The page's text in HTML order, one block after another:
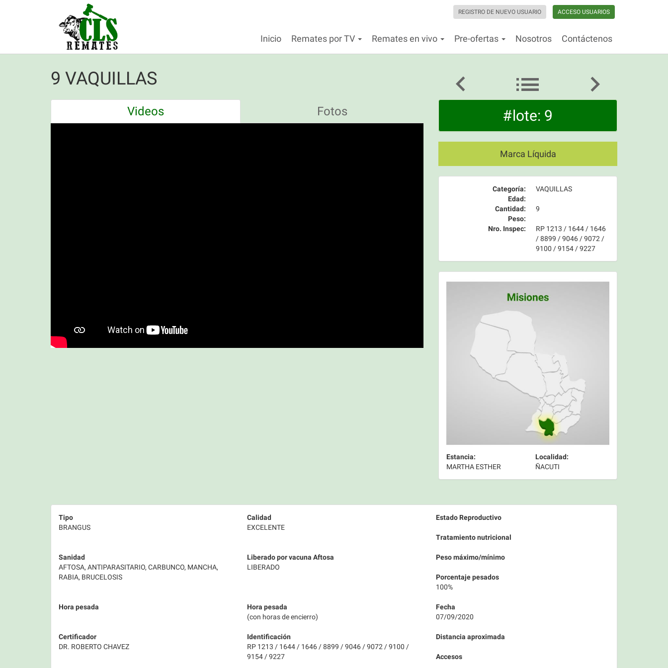
REGISTRO DE NUEVO USUARIO ACCESO USUARIOS
Inicio Remates por TV Remates en vivo Pre-ofertas Nosotros Contáctenos
9 VAQUILLAS
Videos Fotos #lote: 9
Marca Líquida
Categoría:
VAQUILLAS
Edad:
Cantidad:
9
Peso:
Nro. Inspec:
RP 1213 / 1644 / 1646
/ 8899 / 9046 / 9072 /
9100 / 9154 / 9227
Estancia:
MARTHA ESTHER
Localidad:
ÑACUTI
Tipo
BRANGUS
Calidad
EXCELENTE
Estado Reproductivo
Tratamiento nutricional
Sanidad
AFTOSA, ANTIPARASITARIO, CARBUNCO, MANCHA,
RABIA, BRUCELOSIS
Liberado por vacuna Aftosa
LIBERADO
Peso máximo/mínimo
Porcentaje pesados
100%
Hora pesada
Hora pesada
(con horas de encierro)
Fecha
07/09/2020
Certificador
DR. ROBERTO CHAVEZ
Identificación
RP 1213 / 1644 / 1646 / 8899 / 9046 / 9072 / 9100 /
9154 / 9227
Distancia aproximada
Accesos